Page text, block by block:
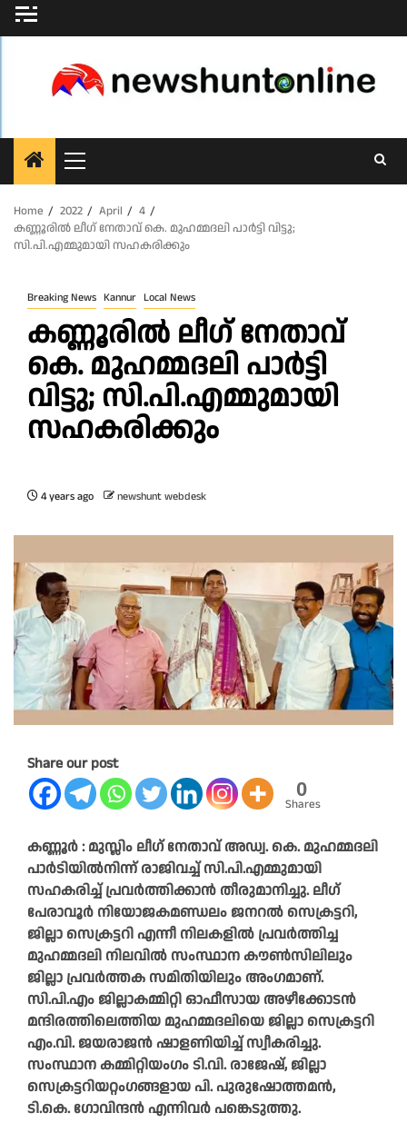
Skip
to
Primary
Menu
Home
2022 April
4
കണ്ണൂരില്‍ ലീഗ് നേതാവ് കെ. മുഹമ്മദലി പാര്‍ട്ടി വിട്ടു;
സി.പി.എമ്മുമായി സഹകരിക്കും
Breaking News Kannur Local News
കണ്ണൂരില്‍ ലീഗ് നേതാവ്
കെ. മുഹമ്മദലി പാര്‍ട്ടി
വിട്ടു; സി.പി.എമ്മുമായി
സഹകരിക്കും
4 years ago newshunt webdesk
Share our post
0
Shares
കണ്ണൂര്‍ : മുസ്ലിം ലീഗ് നേതാവ് അഡ്വ. കെ. മുഹമ്മദലി
പാര്‍ടിയില്‍നിന്ന് രാജിവച്ച് സി.പി.എമ്മുമായി
സഹകരിച്ച് പ്രവര്‍ത്തിക്കാന്‍ തീരുമാനിച്ചു. ലീഗ്
പേരാവൂര്‍ നിയോജകമണ്ഡലം ജനറല്‍ സെക്രട്ടറി,
ജില്ലാ സെക്രട്ടറി എന്നീ നിലകളില്‍ പ്രവര്‍ത്തിച്ച
മുഹമ്മദലി നിലവില്‍ സംസ്ഥാന കൗണ്‍സിലിലും
ജില്ലാ പ്രവര്‍ത്തക സമിതിയിലും അംഗമാണ്.
സി.പി.എം ജില്ലാകമ്മിറ്റി ഓഫീസായ അഴീക്കോടന്‍
മന്ദിരത്തിലെത്തിയ മുഹമ്മദലിയെ ജില്ലാ സെക്രട്ടറി
എം.വി. ജയരാജന്‍ ഷാളണിയിച്ച് സ്വീകരിച്ചു.
സംസ്ഥാന കമ്മിറ്റിയംഗം ടി.വി. രാജേഷ്, ജില്ലാ
സെക്രട്ടറിയറ്റംഗങ്ങളായ പി. പുരുഷോത്തമന്‍,
ടി.കെ. ഗോവിന്ദന്‍ എന്നിവര്‍ പങ്കെടുത്തു.